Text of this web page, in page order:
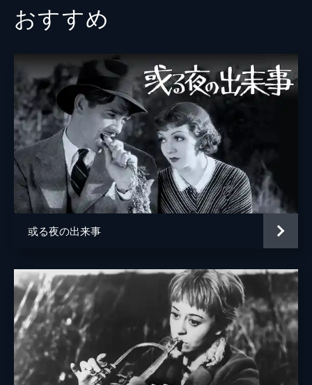
スティーヴ・マーフィー
ベティ・モリシー
監督 チャールズ・チャップリン
脚本 チャールズ・チャップリン
製作 チャールズ・チャップリン
おすすめ
或る夜の出来事